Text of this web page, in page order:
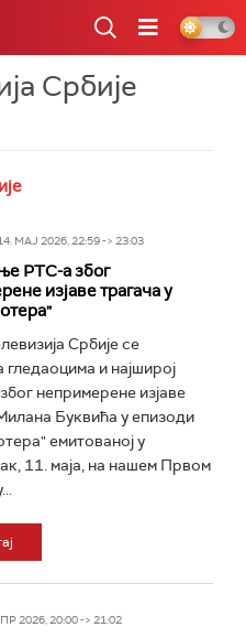
Србије
МАЈ 2026, 22:59 -> 23:03
РТС-а због
изјаве трагача у
Србије се
гледаоцима и најширој
непримерене изјаве
Буквића у епизоди
емитованој у
11. маја, на нашем Првом
2026, 20:00 -> 21:02